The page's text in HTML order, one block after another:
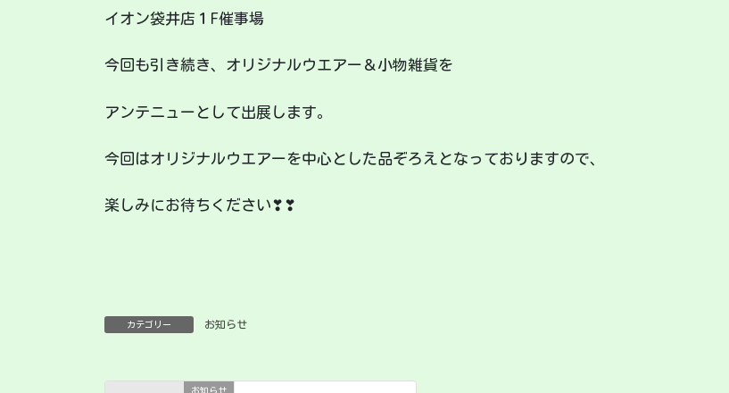
イオン袋井店１F催事場
今回も引き続き、オリジナルウエアー＆小物雑貨を
アンテニューとして出展します。
今回はオリジナルウエアーを中心とした品ぞろえとなっておりますので、
楽しみにお待ちください❣❣
カテゴリー お知らせ
お知らせ